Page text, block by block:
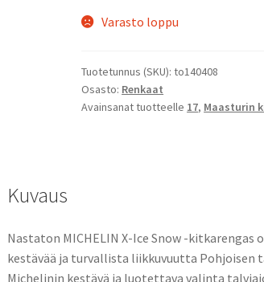
Varasto loppu
Tuotetunnus (SKU):to140408
Osasto: Renkaat
Avainsanat tuotteelle 17, Maasturin
Kuvaus
Nastaton MICHELIN X-Ice Snow -
kestävää ja turvallista liikkuvuutta Pohjoisen
Michelinin kestävä ja luotettava valinta